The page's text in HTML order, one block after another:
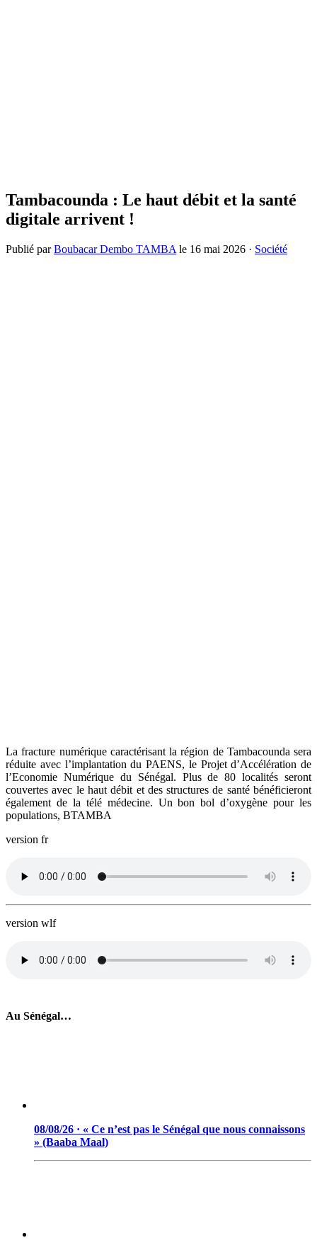
Tambacounda : Le haut débit et la santé
digitale arrivent !
Publié parBoubacar Dembo TAMBA le 16 mai 2026 · Société
La fracture numérique caractérisant la région de Tambacounda sera
réduite avec l’implantation du PAENS, le Projet d’Accélération de
l’Economie Numérique du Sénégal. Plus de 80 localités seront
couvertes avec le haut débit et des structures de santé bénéficieront
également de la télé médecine. Un bon bol d’oxygène pour les
populations, BTAMBA
version fr
version wlf
Au Sénégal…
08/08/26 · « Ce n’est pas le Sénégal que nous connaissons
» (Baaba Maal)